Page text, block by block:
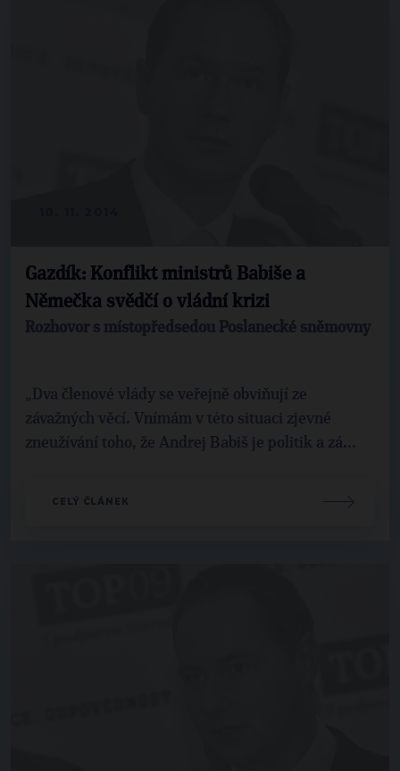
Gazdík: Konflikt ministrů Babiše a
Němečka svědčí o vládní krizi
Rozhovor s místopředsedou Poslanecké sněmovny
„Dva členové vlády se veřejně obviňují ze
závažných věcí. Vnímám v této situaci zjevné
zneužívání toho, že Andrej Babiš je politik a zá...
CELÝ ČLÁNEK